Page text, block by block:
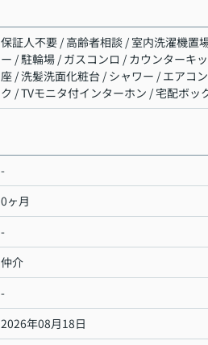
保証人不要 / 高齢者相談 / 室内洗濯機置
ー / 駐輪場 / ガスコンロ / カウンターキ
座 / 洗髪洗面化粧台 / シャワー / エアコ
ク / TVモニタ付インターホン / 宅配ボッ
-
0ヶ月
-
仲介
-
2026年08月18日